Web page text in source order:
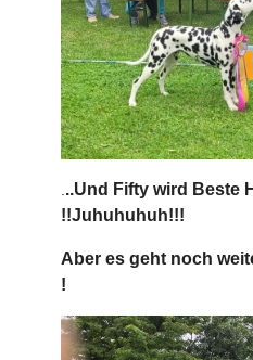
..Und Fifty wird Beste
!!Juhuhuhuh!!!
Aber es geht noch
!